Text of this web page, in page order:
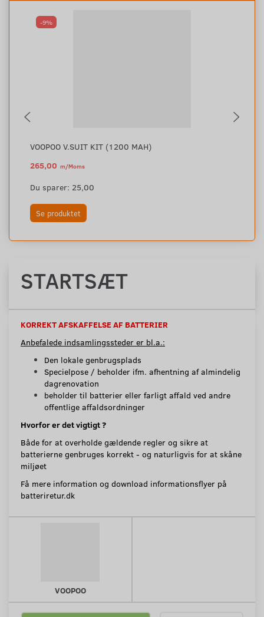
-9%
VOOPOO V.SUIT KIT (1200 MAH)
265,00 m/Moms
Du sparer: 25,00
Se produktet
STARTSÆT
KORREKT AFSKAFFELSE AF BATTERIER
Anbefalede indsamlingssteder er bl.a.:
Den lokale genbrugsplads
Specielpose / beholder ifm. afhentning af almindelig
dagrenovation
beholder til batterier eller farligt affald ved andre
offentlige affaldsordninger
Hvorfor er det vigtigt ?
Både for at overholde gældende regler og sikre at
batterierne genbruges korrekt - og naturligvis for at skåne
miljøet
Få mere information og download informationsflyer på
batteriretur.dk
VOOPOO